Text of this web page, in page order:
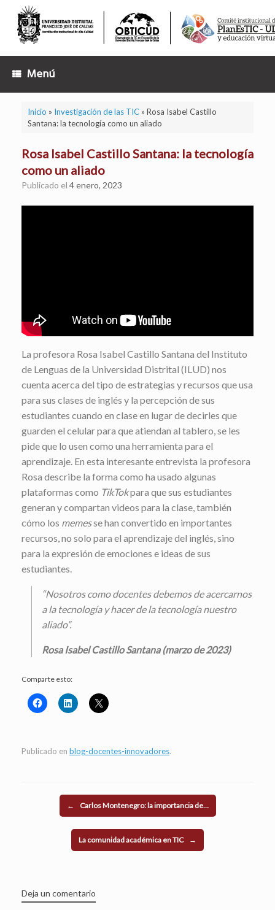
contenido
Menú
Inicio » Investigación de las TIC» Rosa Isabel Castillo
Santana: la tecnología como un aliado
Rosa Isabel Castillo Santana: la tecnología
como un aliado
Publicado el 4 enero, 2023
La profesora Rosa Isabel Castillo Santana del Instituto
de Lenguas de la Universidad Distrital (ILUD) nos
cuenta acerca del tipo de estrategias y recursos que usa
para sus clases de inglés y la percepción de sus
estudiantes cuando en clase en lugar de decirles que
guarden el celular para que atiendan al tablero, se les
pide que lo usen como una herramienta para el
aprendizaje. En esta interesante entrevista la profesora
Rosa describe la forma como ha usado algunas
plataformas como TikTokpara que sus estudiantes
generan y compartan videos para la clase, también
cómo los memesse han convertido en importantes
recursos, no solo para el aprendizaje del inglés, sino
para la expresión de emociones e ideas de sus
estudiantes.
“Nosotros como docentes debemos de acercarnos
a la tecnología y hacer de la tecnología nuestro
aliado”.
Rosa Isabel Castillo Santana (marzo de 2023)
Comparte esto:
Publicado en blog-docentes-innovadores.
Navegador de artículos
← Carlos Montenegro: la importancia de…
La comunidad académica en TIC →
Deja un comentario